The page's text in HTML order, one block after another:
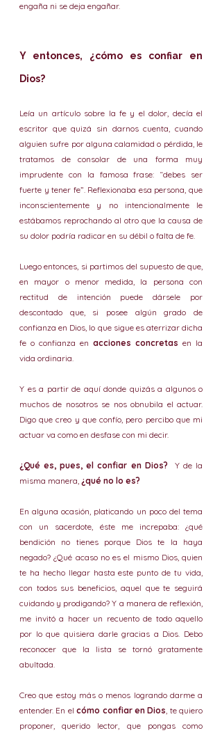
engaña ni se deja engañar.
Y entonces, ¿cómo es confiar en
Dios?
Leía un artículo sobre la fe y el dolor, decía el
escritor que quizá sin darnos cuenta, cuando
alguien sufre por alguna calamidad o pérdida, le
tratamos de consolar de una forma muy
imprudente con la famosa frase: “debes ser
fuerte y tener fe”. Reflexionaba esa persona, que
inconscientemente y no intencionalmente le
estábamos reprochando al otro que la causa de
su dolor podría radicar en su débil o falta de fe.
Luego entonces, si partimos del supuesto de que,
en mayor o menor medida, la persona con
rectitud de intención puede dársele por
descontado que, si posee algún grado de
confianza en Dios, lo que sigue es aterrizar dicha
fe o confianza en acciones concretas en la
vida ordinaria.
Y es a partir de aquí donde quizás a algunos o
muchos de nosotros se nos obnubila el actuar.
Digo que creo y que confío, pero percibo que mi
actuar va como en desfase con mi decir.
¿Qué es, pues, el confiar en Dios?
  Y de la
misma manera, ¿qué no lo es?
En alguna ocasión, platicando un poco del tema
con un sacerdote, éste me increpaba: ¿qué
bendición no tienes porque Dios te la haya
negado? ¿Qué acaso no es el mismo Dios, quien
te ha hecho llegar hasta este punto de tu vida,
con todos sus beneficios, aquel que te seguirá
cuidando y prodigando? Y a manera de reflexión,
me invitó a hacer un recuento de todo aquello
por lo que quisiera darle gracias a Dios. Debo
reconocer que la lista se tornó gratamente
abultada.
Creo que estoy más o menos logrando darme a
entender. En el cómo confiar en Dios, te quiero
proponer, querido lector, que pongas como